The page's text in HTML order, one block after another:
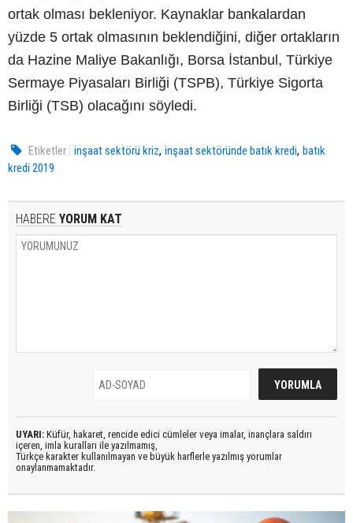
ortak olması bekleniyor. Kaynaklar bankalardan
yüzde 5 ortak olmasının beklendiğini, diğer ortakların
da Hazine Maliye Bakanlığı, Borsa İstanbul, Türkiye
Sermaye Piyasaları Birliği (TSPB), Türkiye Sigorta
Birliği (TSB) olacağını söyledi.
Etiketler : inşaat sektörü kriz,inşaat sektöründe batık kredi,batık
kredi 2019
HABERE YORUM KAT
UYARI: Küfür, hakaret, rencide edici cümleler veya imalar, inançlara saldırı
içeren, imla kuralları ile yazılmamış,
Türkçe karakter kullanılmayan ve büyük harflerle yazılmış yorumlar
onaylanmamaktadır.